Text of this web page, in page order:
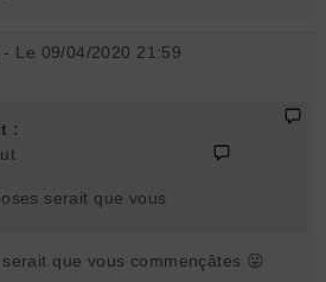
- Le 09/04/2020 21:59
:
serait que vous
que vous commençâtes 😜